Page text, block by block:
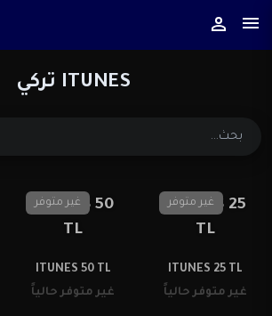
ITUNES تركي
ITUNES 25
TL
غير متوفر
ITUNES 25 TL
غير متوفر حالياً
ITUNES 50
TL
غير متوفر
ITUNES 50 TL
غير متوفر حالياً